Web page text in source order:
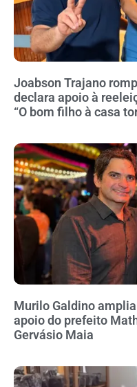
Joabson Trajano
declara apoio à
“O bom filho à casa
Murilo Galdino
apoio do prefeito
Gervásio Maia